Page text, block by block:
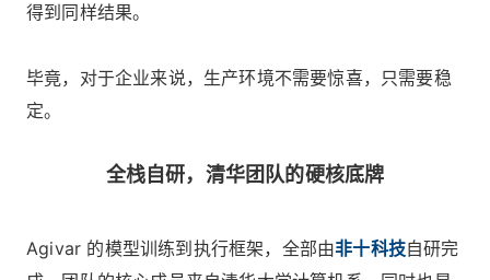
得到同样结果。
毕竟，对于企业来说，生产环境不需要惊喜，只需要稳
定。
全栈自研，清华团队的硬核底牌
Agivar 的模型训练到执行框架，全部由非十科技自研完